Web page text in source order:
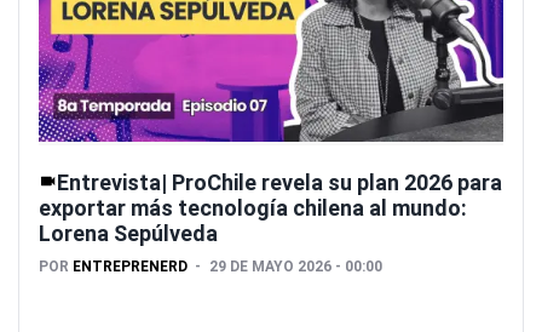
Entrevista| ProChile revela su plan 2026 para
exportar más tecnología chilena al mundo:
Lorena Sepúlveda
POR ENTREPRENERD 29 DE MAYO 2026 - 00:00